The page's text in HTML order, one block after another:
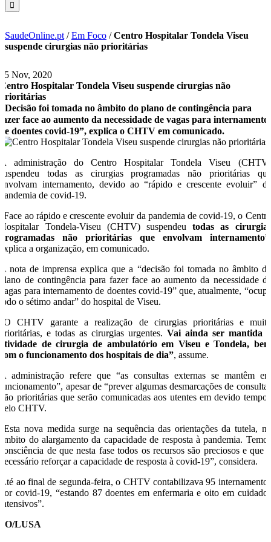
SaudeOnline.pt /Em Foco /Centro Hospitalar Tondela Viseu
suspende cirurgias não prioritárias
25 Nov, 2020
Centro Hospitalar Tondela Viseu suspende cirurgias não
prioritárias
"Decisão foi tomada no âmbito do plano de contingência para
fazer face ao aumento da necessidade de vagas para internamento
de doentes covid-19”, explica o CHTV em comunicado.
A administração do Centro Hospitalar Tondela Viseu (CHTV)
suspendeu todas as cirurgias programadas não prioritárias que
envolvam internamento, devido ao “rápido e crescente evoluir” da
pandemia de covid-19.
“Face ao rápido e crescente evoluir da pandemia de covid-19, o Centro
Hospitalar Tondela-Viseu (CHTV) suspendeutodas as cirurgias
programadas não prioritárias que envolvam internamento”,
explica a organização, em comunicado.
A nota de imprensa explica que a “decisão foi tomada no âmbito do
plano de contingência para fazer face ao aumento da necessidade de
vagas para internamento de doentes covid-19” que, atualmente, “ocupa
todo o sétimo andar” do hospital de Viseu.
“O CHTV garante a realização de cirurgias prioritárias e muito
prioritárias, e todas as cirurgias urgentes. Vai ainda ser mantida a
atividade de cirurgia de ambulatório em Viseu e Tondela, bem
com o funcionamento dos hospitais de dia”, assume.
A administração refere que “as consultas externas se mantêm em
funcionamento”, apesar de “prever algumas desmarcações de consultas
não prioritárias que serão comunicadas aos utentes em devido tempo”
pelo CHTV.
“Esta nova medida surge na sequência das orientações da tutela, no
âmbito do alargamento da capacidade de resposta à pandemia. Temos
consciência de que nesta fase todos os recursos são preciosos e que é
necessário reforçar a capacidade de resposta à covid-19”, considera.
Até ao final de segunda-feira, o CHTV contabilizava 95 internamentos
por covid-19, “estando 87 doentes em enfermaria e oito em cuidados
intensivos”.
SO/LUSA